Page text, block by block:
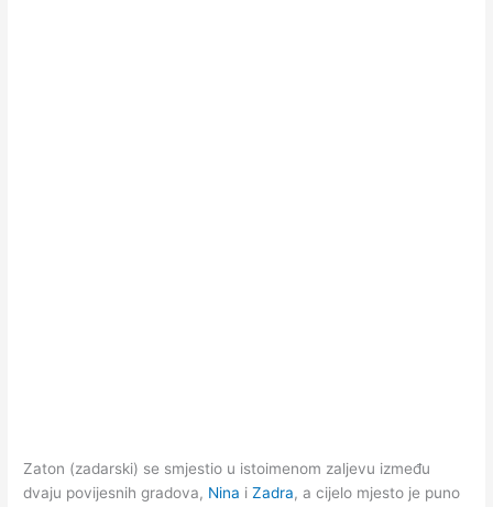
Zaton (zadarski) se smjestio u istoimenom zaljevu između
dvaju povijesnih gradova, Nina iZadra, a cijelo mjesto je puno